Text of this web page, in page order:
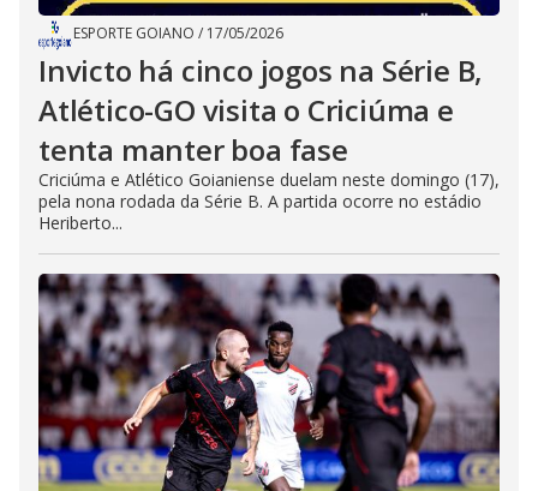
ESPORTE GOIANO / 17/05/2026
Invicto há cinco jogos na Série B,
Atlético-GO visita o Criciúma e
tenta manter boa fase
Criciúma e Atlético Goianiense duelam neste domingo (17),
pela nona rodada da Série B. A partida ocorre no estádio
Heriberto...